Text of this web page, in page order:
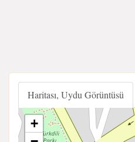
Haritası, Uydu Görüntüsü
+